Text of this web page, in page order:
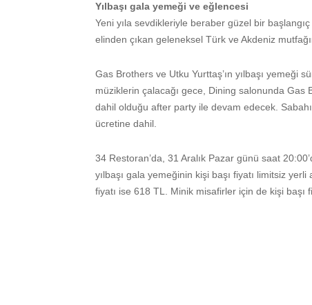
Yılbaşı gala yemeği ve eğlencesi
Yeni yıla sevdikleriyle beraber güzel bir
elinden çıkan geleneksel Türk ve Akdeniz
Gas Brothers ve Utku Yurttaş’ın yılbaşı yemeği
müziklerin çalacağı gece, Dining salonunda Gas
dahil olduğu after party ile devam edecek.
ücretine dahil.
34 Restoran’da, 31 Aralık Pazar günü saat
yılbaşı gala yemeğinin kişi başı fiyatı limitsiz
fiyatı ise 618 TL. Minik misafirler için de kişi başı